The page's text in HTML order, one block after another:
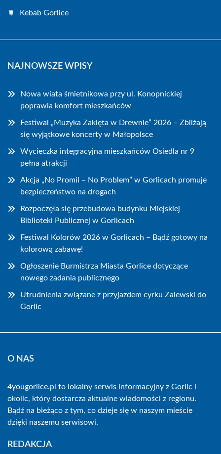
Kebab Gorlice
NAJNOWSZE WPISY
Nowa wiata śmietnikowa przy ul. Konopnickiej
poprawia komfort mieszkańców
Festiwal „Muzyka Zaklęta w Drewnie” 2026 – Zbliżają
się wyjątkowe koncerty w Małopolsce
Wycieczka integracyjna mieszkańców Osiedla nr 9
pełna atrakcji
Akcja „No Promil – No Problem” w Gorlicach promuje
bezpieczeństwo na drogach
Rozpoczęła się przebudowa budynku Miejskiej
Biblioteki Publicznej w Gorlicach
Festiwal Kolorów 2026 w Gorlicach – Bądź gotowy na
kolorową zabawę!
Ogłoszenie Burmistrza Miasta Gorlice dotyczące
nowego zadania publicznego
Utrudnienia związane z przyjazdem cyrku Zalewski do
Gorlic
O NAS
4yougorlice.pl to lokalny serwis informacyjny z Gorlic i
okolic, który dostarcza aktualne wiadomości z regionu.
Bądź na bieżąco z tym, co dzieje się w naszym mieście
dzięki naszemu serwisowi.
REDAKCJA